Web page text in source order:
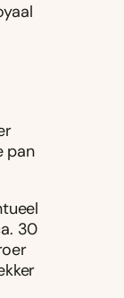
pan
30